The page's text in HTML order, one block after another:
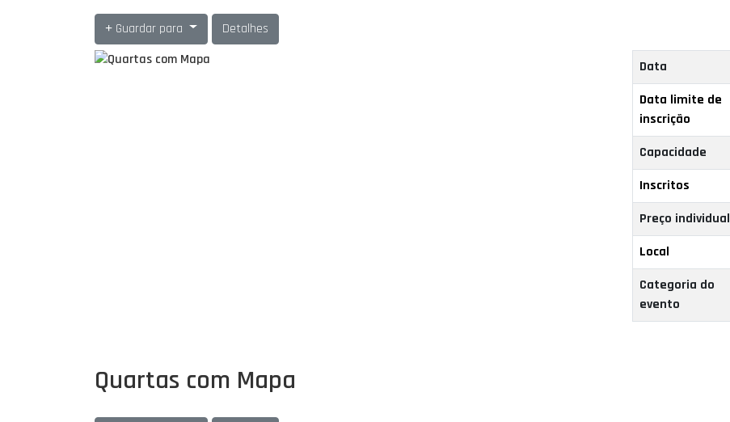
Guardar para Detalhes
Data
Data limite de
inscrição
Capacidade
Inscritos
Preço individual
Local
Categoria do
evento
Quartas com Mapa